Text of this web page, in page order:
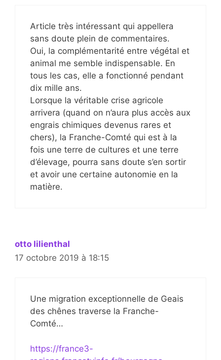
Article très intéressant qui appellera
sans doute plein de commentaires.
Oui, la complémentarité entre végétal et
animal me semble indispensable. En
tous les cas, elle a fonctionné pendant
dix mille ans.
Lorsque la véritable crise agricole
arrivera (quand on n’aura plus accès aux
engrais chimiques devenus rares et
chers), la Franche-Comté qui est à la
fois une terre de cultures et une terre
d’élevage, pourra sans doute s’en sortir
et avoir une certaine autonomie en la
matière.
otto lilienthal
17 octobre 2019 à 18:15
Une migration exceptionnelle de Geais
des chênes traverse la Franche-
Comté…
https://france3-